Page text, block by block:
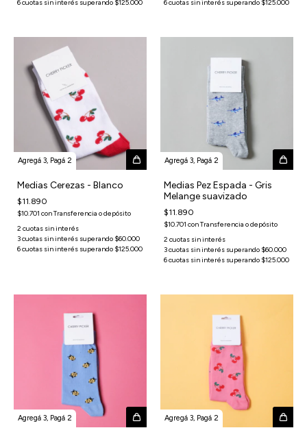
Agregá 3, Pagá 2
Medias Cerezas - Blanco
$11.890
$10.701 conTransferencia o depósito
Agregá 3, Pagá 2
Medias Pez Espada - Gris
Melange suavizado
$11.890
$10.701 conTransferencia o depósito
Agregá 3, Pagá 2 Agregá 3, Pagá 2